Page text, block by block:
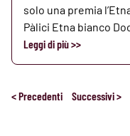
solo una premia
Pàlici Etna bianco
Leggi di più >>
< Precedenti Successivi >